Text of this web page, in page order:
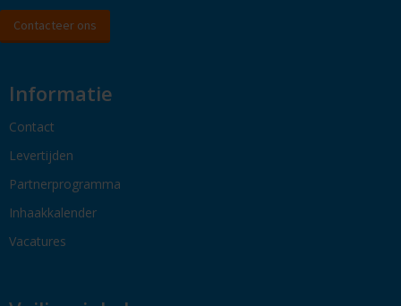
Contacteer ons
Informatie
Contact
Levertijden
Partnerprogramma
Inhaakkalender
Vacatures